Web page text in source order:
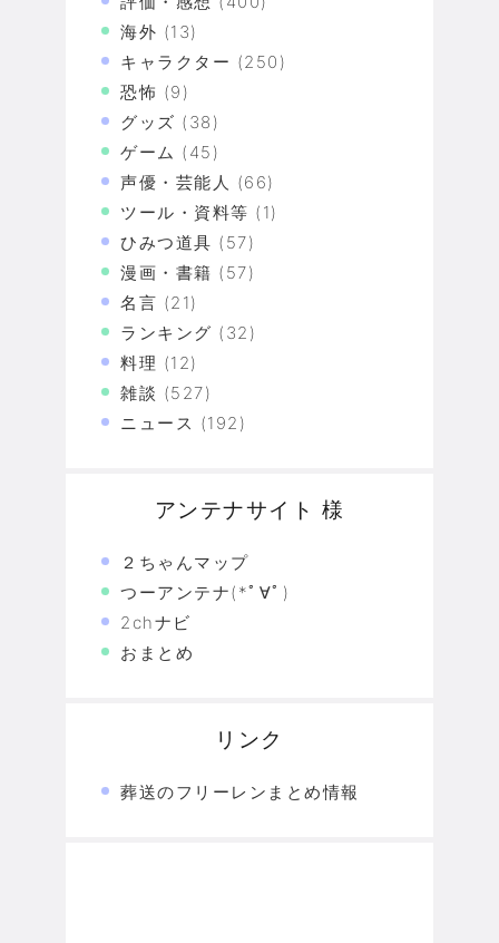
海外 (13)
キャラクター (250)
恐怖 (9)
グッズ (38)
ゲーム (45)
声優・芸能人 (66)
ツール・資料等 (1)
ひみつ道具 (57)
漫画・書籍 (57)
名言 (21)
ランキング (32)
料理 (12)
雑談 (527)
ニュース (192)
アンテナサイト 様
２ちゃんマップ
つーアンテナ(*ﾟ∀ﾟ)
2chナビ
おまとめ
リンク
葬送のフリーレンまとめ情報